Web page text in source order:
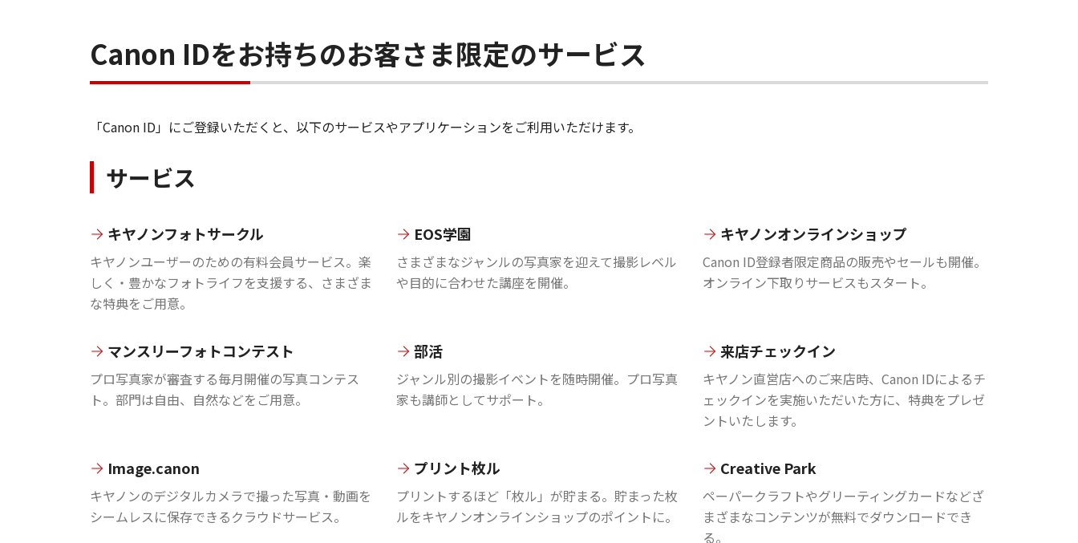
Canon IDをお持ちのお客さま限定のサービス
「Canon ID」にご登録いただくと、以下のサービスやアプリケーションをご利用いただけます。
サービス
キヤノンフォトサークル
キヤノンユーザーのための有料会員サービス。楽
しく・豊かなフォトライフを支援する、さまざま
な特典をご用意。
EOS学園
さまざまなジャンルの写真家を迎えて撮影レベル
や目的に合わせた講座を開催。
キヤノンオンラインショップ
Canon ID登録者限定商品の販売やセールも開催。
オンライン下取りサービスもスタート。
マンスリーフォトコンテスト
プロ写真家が審査する毎月開催の写真コンテス
ト。部門は自由、自然などをご用意。
部活
ジャンル別の撮影イベントを随時開催。プロ写真
家も講師としてサポート。
来店チェックイン
キヤノン直営店へのご来店時、Canon IDによるチ
ェックインを実施いただいた方に、特典をプレゼ
ントいたします。
Image.canon
キヤノンのデジタルカメラで撮った写真・動画を
シームレスに保存できるクラウドサービス。
プリント枚ル
プリントするほど「枚ル」が貯まる。貯まった枚
ルをキヤノンオンラインショップのポイントに。
Creative Park
ペーパークラフトやグリーティングカードなどざ
まざまなコンテンツが無料でダウンロードでき
る。